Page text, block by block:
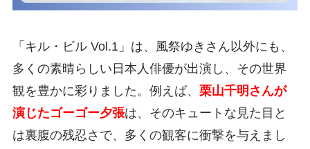
「キル・ビル Vol.1」は、風祭ゆきさん以外にも、
多くの素晴らしい日本人俳優が出演し、その世界
観を豊かに彩りました。例えば、 栗山千明さんが
演じたゴーゴー夕張は、そのキュートな見た目と
は裏腹の残忍さで、多くの観客に衝撃を与えまし